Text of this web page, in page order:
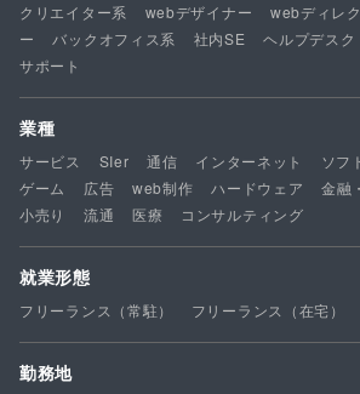
クリエイター系
webデザイナー webディレ
ー
バックオフィス系 社内SE ヘルプデスク
サポート
業種
サービス SIer 通信 インターネット ソフ
ゲーム
広告 web制作 ハードウェア 金融
小売り
流通 医療 コンサルティング
就業形態
フリーランス（常駐） フリーランス（在宅）
勤務地